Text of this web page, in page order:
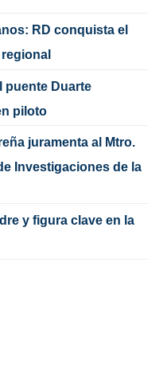
RD conquista el
puente Duarte
piloto
juramenta al Mtro.
Investigaciones de la
y figura clave en la